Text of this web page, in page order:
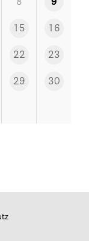
8 9
15 16
22 23
29 30